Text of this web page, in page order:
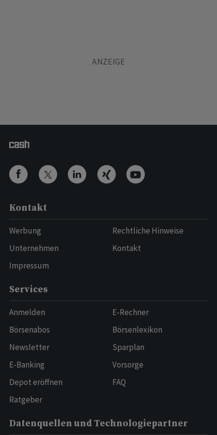
Kontakt
Werbung
Unternehmen
Impressum
Rechtliche Hinweise
Kontakt
Services
Anmelden
Börsenabos
Newsletter
E-Banking
Depot eröffnen
Ratgeber
E-Rechner
Börsenlexikon
Sparplan
Vorsorge
FAQ
Datenquellen und Technologiepartner